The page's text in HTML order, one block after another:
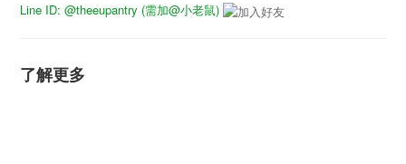
Line ID: @theeupantry (需加@小老鼠)
了解更多